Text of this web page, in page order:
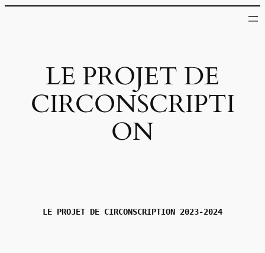
LE PROJET DE
CIRCONSCRIPTI
ON
LE PROJET DE CIRCONSCRIPTION 2023-2024